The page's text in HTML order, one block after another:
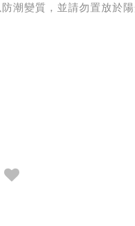
潮變質，並請勿置放於